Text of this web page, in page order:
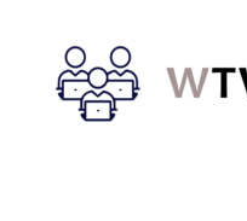
content